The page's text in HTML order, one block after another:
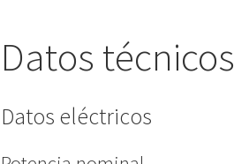
Datos técnicos
Datos eléctricos